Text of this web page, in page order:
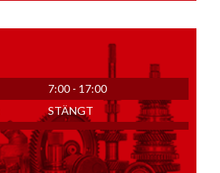
7:00 - 17:00
STÄNGT